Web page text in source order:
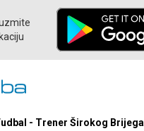
- Trener Širokog Brijega